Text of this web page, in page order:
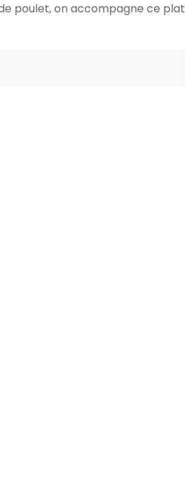
poulet, on accompagne ce plat